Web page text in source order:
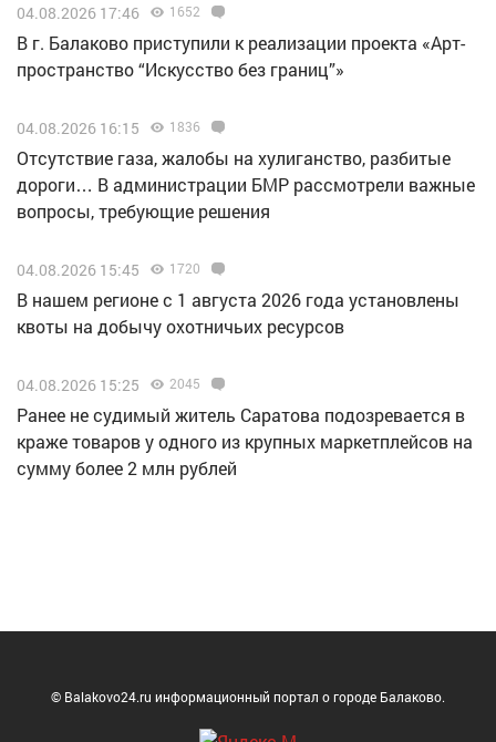
04.08.2026 17:46 1652
В г. Балаково приступили к реализации проекта «Арт-
пространство “Искусство без границ”»
04.08.2026 16:15 1836
Отсутствие газа, жалобы на хулиганство, разбитые
дороги… В администрации БМР рассмотрели важные
вопросы, требующие решения
04.08.2026 15:45 1720
В нашем регионе с 1 августа 2026 года установлены
квоты на добычу охотничьих ресурсов
04.08.2026 15:25 2045
Ранее не судимый житель Саратова подозревается в
краже товаров у одного из крупных маркетплейсов на
сумму более 2 млн рублей
© Balakovo24.ru информационный портал о городе Балаково.